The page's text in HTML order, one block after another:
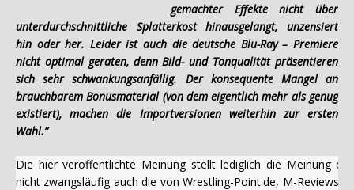
gemachter Effekte nicht über
unterdurchschnittliche Splatterkost hinausgelangt, unzensiert
hin oder her. Leider ist auch die deutsche Blu-Ray – Premiere
nicht optimal geraten, denn Bild- und Tonqualität präsentieren
sich sehr schwankungsanfällig. Der konsequente Mangel an
brauchbarem Bonusmaterial (von dem eigentlich mehr als genug
existiert), machen die Importversionen weiterhin zur ersten
Wahl.”
Die hier veröffentlichte Meinung stellt lediglich die Meinung
nicht zwangsläufig auch die von Wrestling-Point.de, M-Reviews